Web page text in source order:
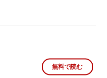
無料で読む